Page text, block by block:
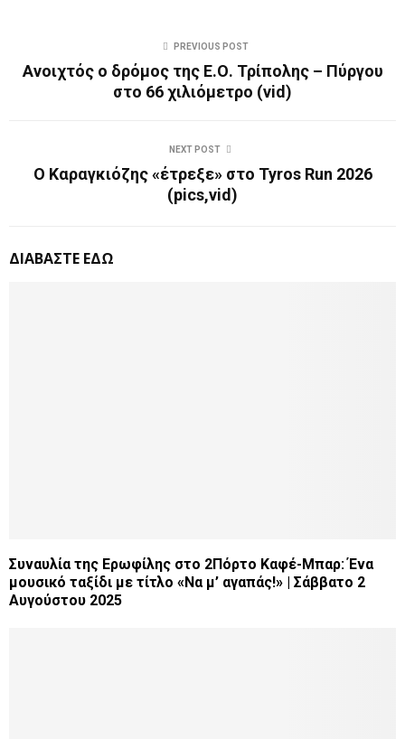
PREVIOUS POST
Ανοιχτός ο δρόμος της Ε.Ο. Τρίπολης – Πύργου
στο 66 χιλιόμετρο (vid)
NEXT POST
Ο Καραγκιόζης «έτρεξε» στο Tyros Run 2026
(pics,vid)
ΔΙΑΒΑΣΤΕ ΕΔΩ
Συναυλία της Ερωφίλης στο 2Πόρτο Καφέ-Μπαρ: Ένα
μουσικό ταξίδι με τίτλο «Να μ’ αγαπάς!» | Σάββατο 2
Αυγούστου 2025